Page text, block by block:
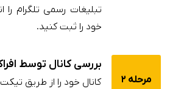
تبلیغات رسمی تلگرام
خود را ثبت کنید.
مرحله 2
بررسی کانال توسط
کانال خود را از طریق تیکت